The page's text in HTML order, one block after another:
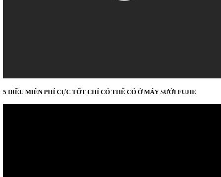
5 ĐIỀU MIỄN PHÍ CỰC TỐT CHỈ CÓ THỂ CÓ Ở MÁY SƯỞI FUJIE